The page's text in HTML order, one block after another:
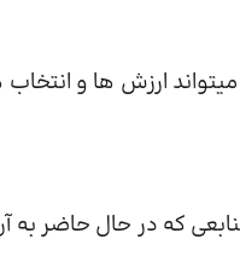
ارزش ها و
که در حال حاضر به